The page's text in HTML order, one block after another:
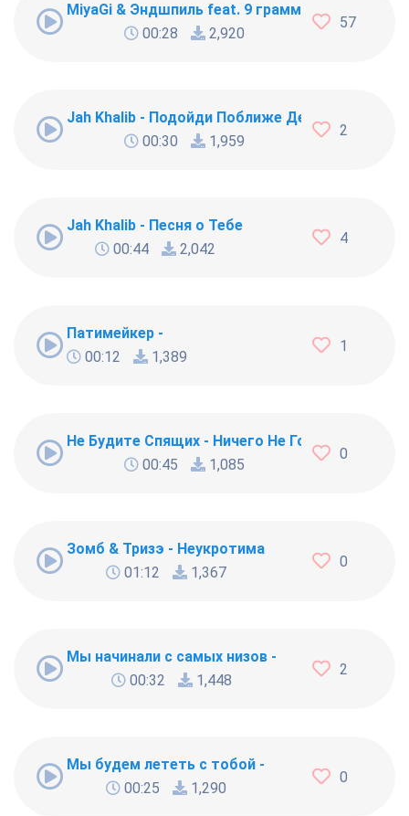
MiyaGi & Эндшпиль feat. 9 грамм - Рапапам
00:28
2,920
57
Jah Khalib - Подойди Поближе Детка
00:30
1,959
2
Jah Khalib - Песня о Тебе
00:44
2,042
4
Патимейкер -
00:12
1,389
1
Не Будите Спящих - Ничего Не Говори
00:45
1,085
0
Зомб & Тризэ - Неукротима
01:12
1,367
0
Мы начинали с самых низов -
00:32
1,448
2
Мы будем лететь с тобой -
00:25
1,290
0